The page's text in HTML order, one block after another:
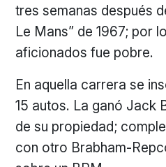
tres semanas después
Le Mans” de 1967; por
aficionados fue pobre.
En aquella carrera se
15 autos. La ganó Jack
de su propiedad;
con otro Brabham-